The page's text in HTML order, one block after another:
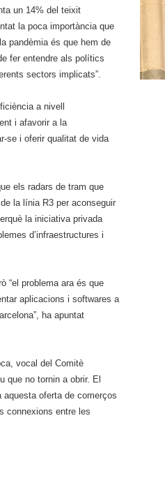
un 14% del teixit
la poca importància que
pandèmia és que hem de
fer entendre als polítics
sectors implicats”.
a nivell
i afavorir a la
se i oferir qualitat de vida
els radars de tram que
la línia R3 per aconseguir
la iniciativa privada
d’infraestructures i
“el problema ara és que
aplicacions i softwares a
ha apuntat
vocal del Comitè
que no tornin a obrir. El
oferta de comerços
connexions entre les